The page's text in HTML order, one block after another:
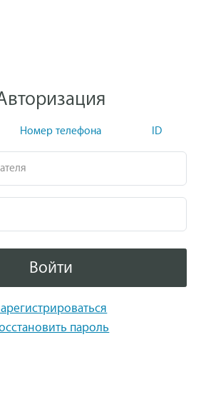
Номер телефона ID
Войти
пароль